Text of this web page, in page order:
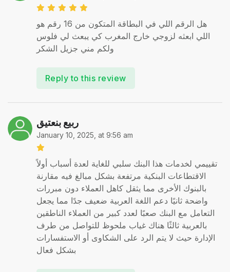
هل الرقم اللي في البطاقة المتكون من 16 رقم هو
اللي ابعثه لزوجي خارج المغرب كي يبعث لي فلوس
ولكم مني جزيل الشكر
Reply to this review
ربيع بنعتيق
January 10, 2025, at 9:56 am
تقييمي لخدمات هذا البنك سلبي للغاية لعدة أسباب أولاً
الاقتطاعات البنكية مرتفعة بشكل مبالغ فيه مقارنة
بالبنوك الأخرى مما يثقل كاهل العملاء دون مبررات
واضحة ثانيًا دعم اللغة العربية ضعيف جدًا مما يجعل
التعامل مع البنك صعبًا لعدد كبير من العملاء الناطقين
بالعربية ثالثًا هناك غياب ملحوظ للتواصل من طرف
الإدارة حيث لا يتم الرد على الشكاوى أو الاستفسارات
بشكل فعال